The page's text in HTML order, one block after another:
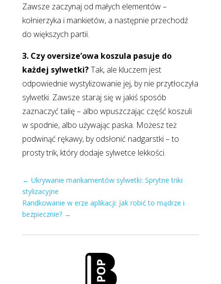
Zawsze zaczynaj od małych elementów –
kołnierzyka i mankietów, a następnie przechodź
do większych partii.
3. Czy oversize’owa koszula pasuje do
każdej sylwetki?Tak, ale kluczem jest
odpowiednie wystylizowanie jej, by nie przytłoczyła
sylwetki. Zawsze staraj się w jakiś sposób
zaznaczyć talię – albo wpuszczając część koszuli
w spodnie, albo używając paska. Możesz też
podwinąć rękawy, by odsłonić nadgarstki – to
prosty trik, który dodaje sylwetce lekkości.
← Ukrywanie mankamentów sylwetki: Sprytne triki
stylizacyjne
Randkowanie w erze aplikacji: Jak robić to mądrze i
bezpiecznie?→